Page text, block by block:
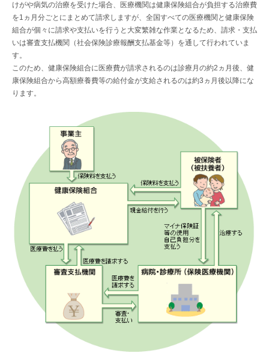
けがや病気の治療を受けた場合、医療機関は健康保険組合が負担する治療費
を1ヵ月分ごとにまとめて請求しますが、全国すべての医療機関と健康保険
組合が個々に請求や支払いを行うと大変繁雑な作業となるため、請求・支払
いは審査支払機関（社会保険診療報酬支払基金等）を通して行われていま
す。
このため、健康保険組合に医療費が請求されるのは診療月の約2ヵ月後、健
康保険組合から高額療養費等の給付金が支給されるのは約3ヵ月後以降にな
ります。